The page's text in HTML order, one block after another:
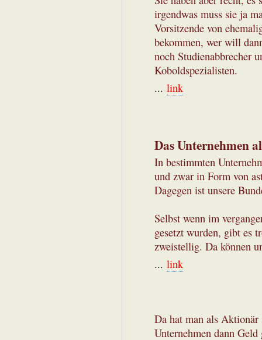
irgendwas muss sie ja
Vorsitzende von
bekommen, wer will
noch Studienabbrecher
Koboldspezialisten.
... link
Das Unternehmen
In bestimmten
und zwar in Form von
Dagegen ist unsere
Selbst wenn im
gesetzt wurden, gibt es
zweistellig. Da können
... link
Da hat man als Aktionär
Unternehmen dann